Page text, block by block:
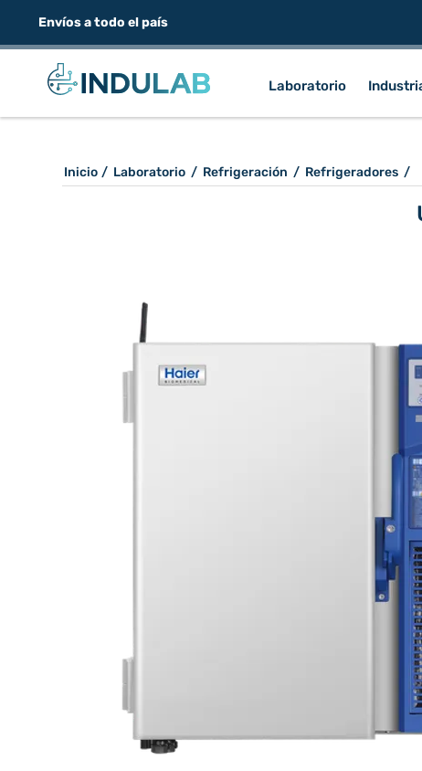
Envíos a todo el país
Laboratorio
Inicio / Laboratorio / Refrigeración / Refrigeradores /